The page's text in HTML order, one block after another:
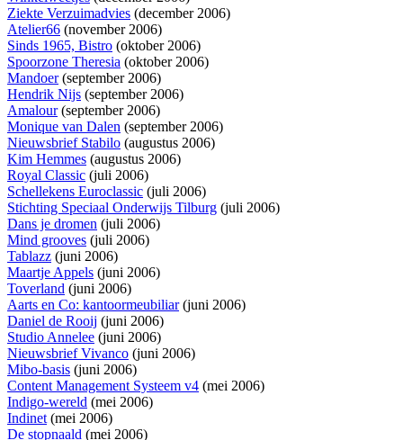
Ziekte Verzuimadvies (december 2006)
Atelier66 (november 2006)
Sinds 1965, Bistro (oktober 2006)
Spoorzone Theresia (oktober 2006)
Mandoer(september 2006)
Hendrik Nijs (september 2006)
Amalour(september 2006)
Monique van Dalen (september 2006)
Nieuwsbrief Stabilo (augustus 2006)
Kim Hemmes (augustus 2006)
Royal Classic (juli 2006)
Schellekens Euroclassic (juli 2006)
Stichting Speciaal Onderwijs Tilburg (juli 2006)
Dans je dromen (juli 2006)
Mind grooves (juli 2006)
Tablazz (juni 2006)
Maartje Appels (juni 2006)
Toverland (juni 2006)
Aarts en Co: kantoormeubiliar(juni 2006)
Daniel de Rooij (juni 2006)
Studio Annelee (juni 2006)
Nieuwsbrief Vivanco (juni 2006)
Mibo-basis (juni 2006)
Content Management Systeem v4 (mei 2006)
Indigo-wereld (mei 2006)
Indinet(mei 2006)
De stopnaald (mei 2006)